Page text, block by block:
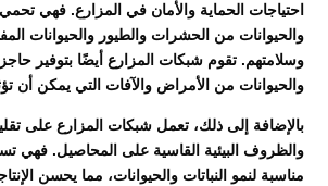
احتياجات الحماية والأمان في المزارع. فهي
والحيوانات من الحشرات والطيور والحيوانات
وسلامتهم. تقوم شبكات المزارع أيضًا بتوفير
والحيوانات من الأمراض والآفات التي يمكن أن
بالإضافة إلى ذلك، تعمل شبكات المزارع على
والظروف البيئية القاسية على المحاصيل. فهي
مناسبة لنمو النباتات والحيوانات، مما يحسن